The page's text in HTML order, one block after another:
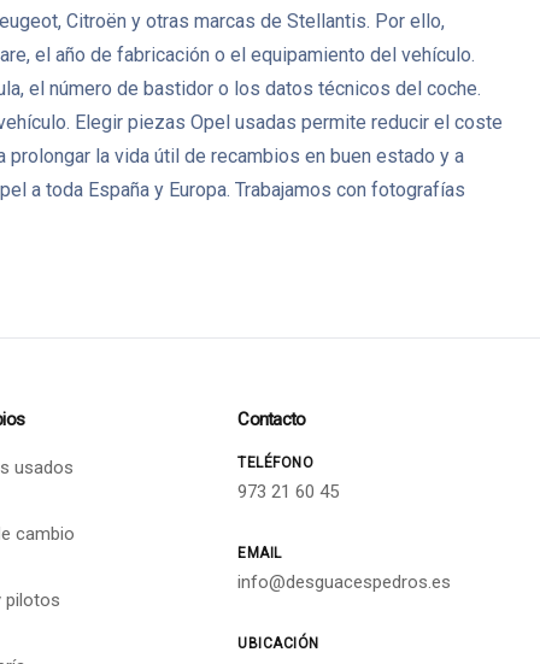
Citroën y otras marcas de Stellantis. Por ello,
el año de fabricación o el equipamiento del vehículo.
el número de bastidor o los datos técnicos del coche.
Elegir piezas Opel usadas permite reducir el coste
la vida útil de recambios en buen estado y a
a toda España y Europa. Trabajamos con fotografías
usados
cambio
pilotos
Contacto
TELÉFONO
973 21 60 45
EMAIL
info@desguacespedros.es
UBICACIÓN